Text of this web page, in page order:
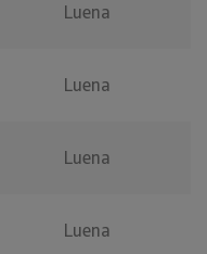
Luena
Luena
Luena
Luena